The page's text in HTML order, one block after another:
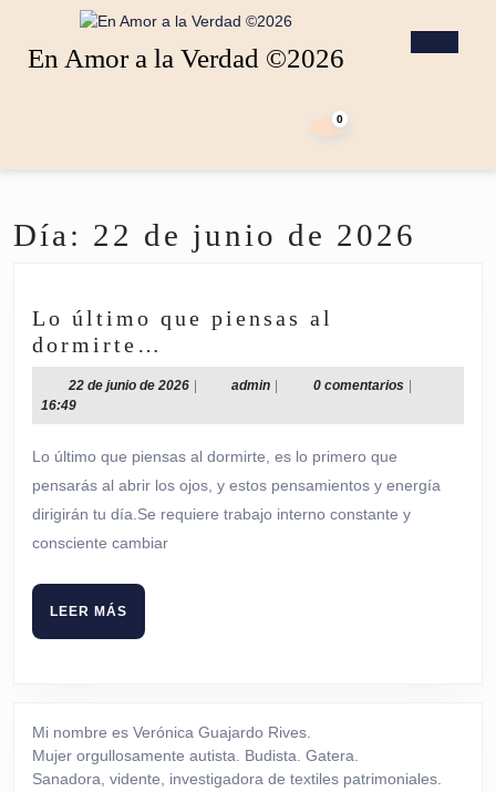
contenidoEn Amor a la Verdad ©2026
de
0
Día: 22 de junio de 2026
Lo último que piensas al
dormirte…
último
que
piensas
al
dormirte…
22 de junio de 202622
junio
2026
| adminadmin
| 0 comentarios |
16:49
Lo último que piensas al dormirte, es lo primero que
pensarás al abrir los ojos, y estos pensamientos y energía
dirigirán tu día.Se requiere trabajo interno constante y
consciente cambiar
LEER MÁS
MÁS
Mi nombre es Verónica Guajardo Rives.
Mujer orgullosamente autista. Budista. Gatera.
Sanadora, vidente, investigadora de textiles patrimoniales.